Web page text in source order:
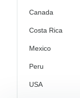
Canada
Costa Rica
Mexico
Peru
USA